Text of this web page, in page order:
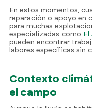
En estos momentos,
reparación o apoyo en
para muchas
especializadas como
pueden encontrar
labores específicas sin
Contexto
el campo